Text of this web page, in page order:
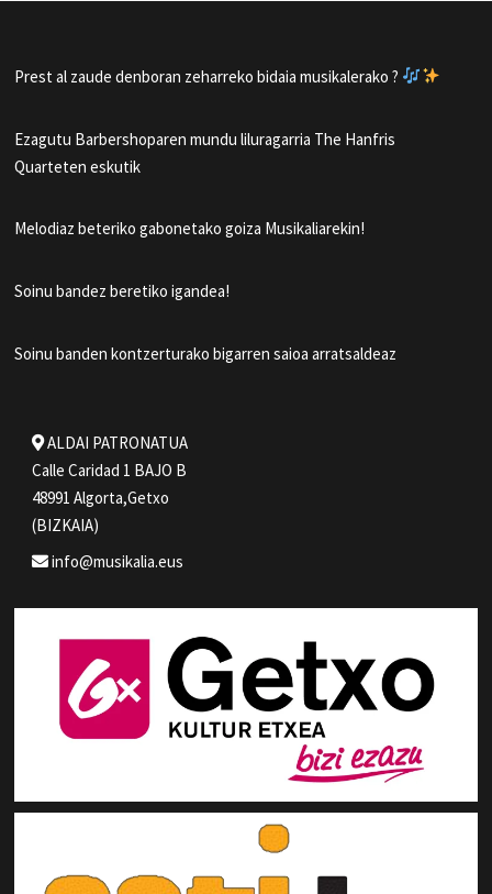
Prest al zaude denboran zeharreko bidaia musikalerako ?
Ezagutu Barbershoparen mundu liluragarria The Hanfris
Quarteten eskutik
Melodiaz beteriko gabonetako goiza Musikaliarekin!
Soinu bandez beretiko igandea!
Soinu banden kontzerturako bigarren saioa arratsaldeaz
ALDAI PATRONATUA
Calle Caridad 1 BAJO B
48991 Algorta,Getxo
(BIZKAIA)
info@musikalia.eus